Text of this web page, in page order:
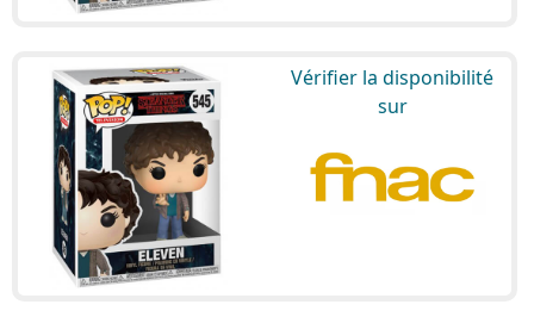
Vérifier la disponibilité
sur